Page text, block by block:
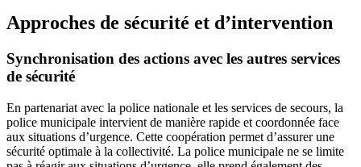
Approches de sécurité et d’intervention
Synchronisation des actions avec les autres services
de sécurité
En partenariat avec la police nationale et les services de secours, la
police municipale intervient de manière rapide et coordonnée face
aux situations d’urgence. Cette coopération permet d’assurer une
sécurité optimale à la collectivité. La police municipale ne se limite